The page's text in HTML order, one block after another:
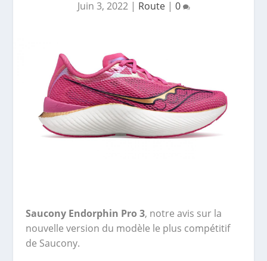
Juin 3, 2022| Route| 0
Saucony Endorphin Pro 3, notre avis sur la
nouvelle version du modèle le plus compétitif
de Saucony.